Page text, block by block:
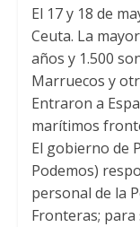
A
p
p
e
r
o
o
k
El 17 y 18 de
Ceuta. La
años y 1.500
Marruecos y
Entraron a
marítimos
El gobierno de
Podemos)
personal de la
Fronteras; para